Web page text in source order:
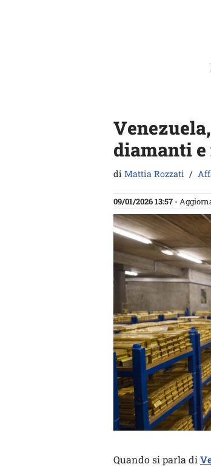
diamanti
di Mattia Rozzati
09/01/2026 13:57 -
Quando si parla di